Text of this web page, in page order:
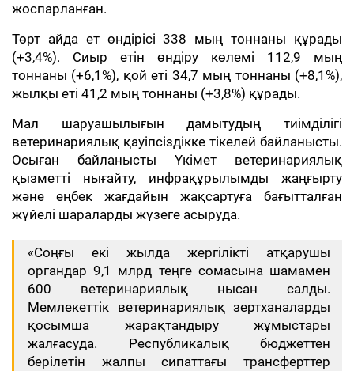
жоспарланған.
Төрт айда ет өндірісі 338 мың тоннаны құрады
(+3,4%). Сиыр етін өндіру көлемі 112,9 мың
тоннаны (+6,1%), қой еті 34,7 мың тоннаны (+8,1%),
жылқы еті 41,2 мың тоннаны (+3,8%) құрады.
Мал шаруашылығын дамытудың тиімділігі
ветеринариялық қауіпсіздікке тікелей байланысты.
Осыған байланысты Үкімет ветеринариялық
қызметті нығайту, инфрақұрылымды жаңғырту
және еңбек жағдайын жақсартуға бағытталған
жүйелі шараларды жүзеге асыруда.
«Соңғы екі жылда жергілікті атқарушы
органдар 9,1 млрд теңге сомасына шамамен
600 ветеринариялық нысан салды.
Мемлекеттік ветеринариялық зертханаларды
қосымша жарақтандыру жұмыстары
жалғасуда. Республикалық бюджеттен
берілетін жалпы сипаттағы трансферттер